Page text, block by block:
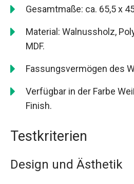
Gesamtmaße: ca. 65,5 x
Material: Walnussholz,
MDF.
Fassungsvermögen des
Verfügbar in der Farbe
Finish.
Testkriterien
Design und Ästhetik